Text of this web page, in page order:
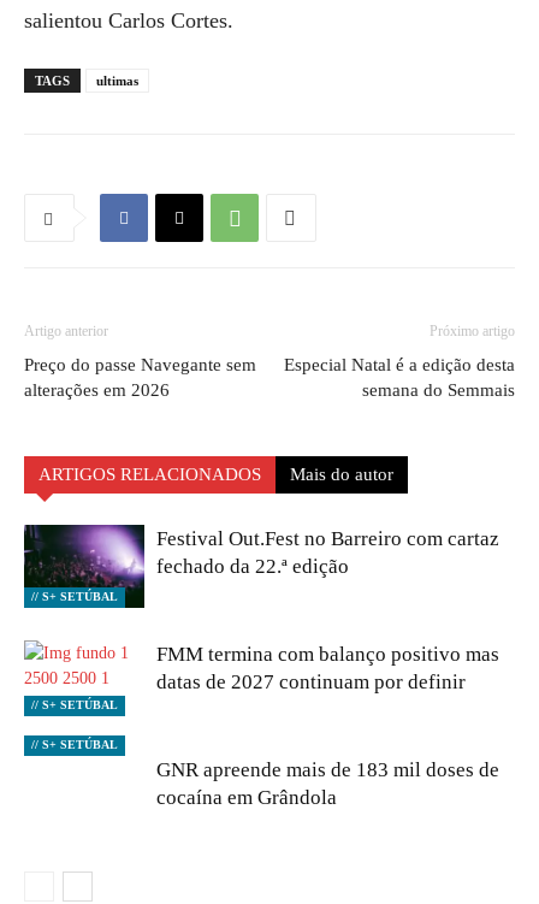
salientou Carlos Cortes.
TAGS ultimas
Artigo anterior
Preço do passe Navegante sem
alterações em 2026
Próximo artigo
Especial Natal é a edição desta
semana do Semmais
ARTIGOS RELACIONADOS Mais do autor
// S+ SETÚBAL
Festival Out.Fest no Barreiro com cartaz
fechado da 22.ª edição
// S+ SETÚBAL
FMM termina com balanço positivo mas
datas de 2027 continuam por definir
// S+ SETÚBAL
GNR apreende mais de 183 mil doses de
cocaína em Grândola